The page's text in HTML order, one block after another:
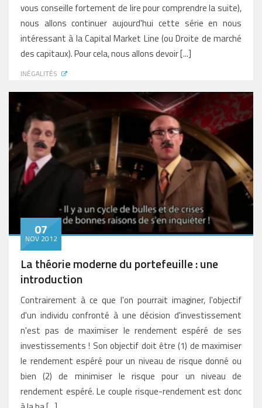
vous conseille fortement de lire pour comprendre la suite),
nous allons continuer aujourd'hui cette série en nous
intéressant à la Capital Market Line (ou Droite de marché
des capitaux). Pour cela, nous allons devoir [...]
INÉGALITÉS
07
NOV 2012
La théorie moderne du portefeuille : une
introduction
Contrairement à ce que l'on pourrait imaginer, l'objectif
d'un individu confronté à une décision d'investissement
n'est pas de maximiser le rendement espéré de ses
investissements ! Son objectif doit être (1) de maximiser
le rendement espéré pour un niveau de risque donné ou
bien (2) de minimiser le risque pour un niveau de
rendement espéré. Le couple risque-rendement est donc